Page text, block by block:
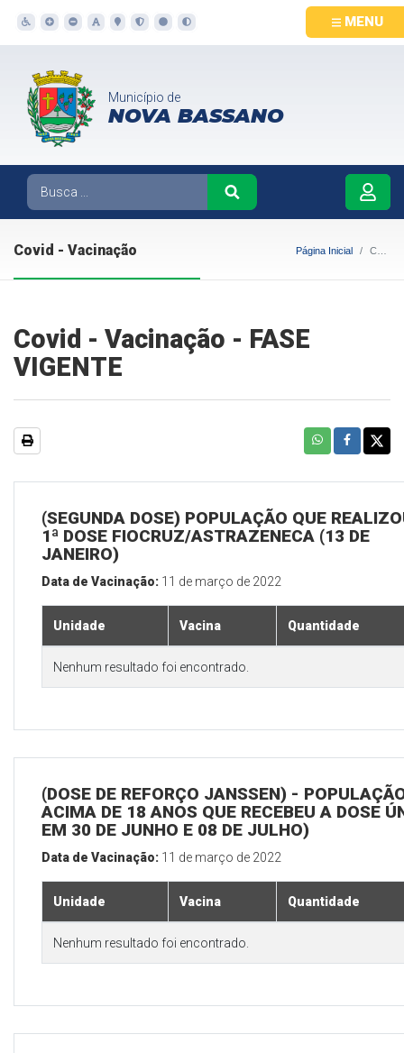
MENU
Município de
NOVA BASSANO
Covid - Vacinação Página Inicial Covid - Vacinação
Covid - Vacinação - FASE
VIGENTE
(SEGUNDA DOSE) POPULAÇÃO QUE
1ª DOSE FIOCRUZ/ASTRAZENECA (13 DE
JANEIRO)
Data de Vacinação: 11 de março de 2022
Unidade Vacina Quantidade
Nenhum resultado foi encontrado.
(DOSE DE REFORÇO JANSSEN) -
ACIMA DE 18 ANOS QUE RECEBEU A DOSE
EM 30 DE JUNHO E 08 DE JULHO)
Data de Vacinação: 11 de março de 2022
Unidade Vacina Quantidade
Nenhum resultado foi encontrado.